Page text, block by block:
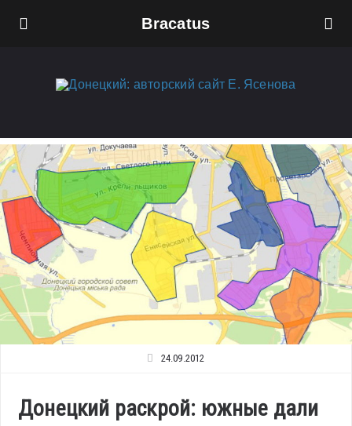
Bracatus
24.09.2012
Донецкий раскрой: южные дали